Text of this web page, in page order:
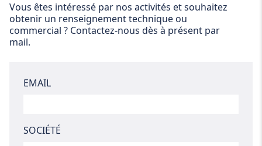
Vous êtes intéressé par nos activités et souhaitez
obtenir un renseignement technique ou
commercial ? Contactez-nous dès à présent par
mail.
EMAIL
SOCIÉTÉ